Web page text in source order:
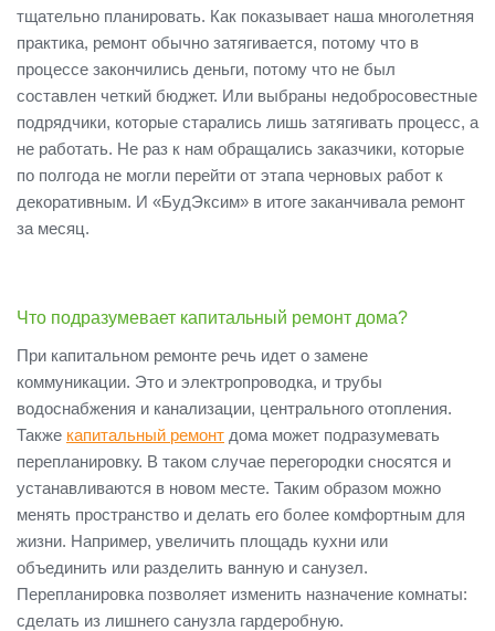
тщательно планировать. Как показывает наша многолетняя
практика, ремонт обычно затягивается, потому что в
процессе закончились деньги, потому что не был
составлен четкий бюджет. Или выбраны недобросовестные
подрядчики, которые старались лишь затягивать процесс, а
не работать. Не раз к нам обращались заказчики, которые
по полгода не могли перейти от этапа черновых работ к
декоративным. И «БудЭксим» в итоге заканчивала ремонт
за месяц.
Что подразумевает капитальный ремонт дома?
При капитальном ремонте речь идет о замене
коммуникации. Это и электропроводка, и трубы
водоснабжения и канализации, центрального отопления.
Также капитальный ремонт дома может подразумевать
перепланировку. В таком случае перегородки сносятся и
устанавливаются в новом месте. Таким образом можно
менять пространство и делать его более комфортным для
жизни. Например, увеличить площадь кухни или
объединить или разделить ванную и санузел.
Перепланировка позволяет изменить назначение комнаты:
сделать из лишнего санузла гардеробную.